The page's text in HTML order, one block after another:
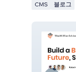
CMS 블로그